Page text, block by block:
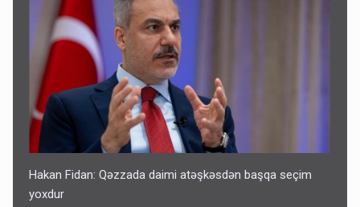
Hakan Fidan: Qəzzada daimi atəşkəsdən başqa seçim
yoxdur